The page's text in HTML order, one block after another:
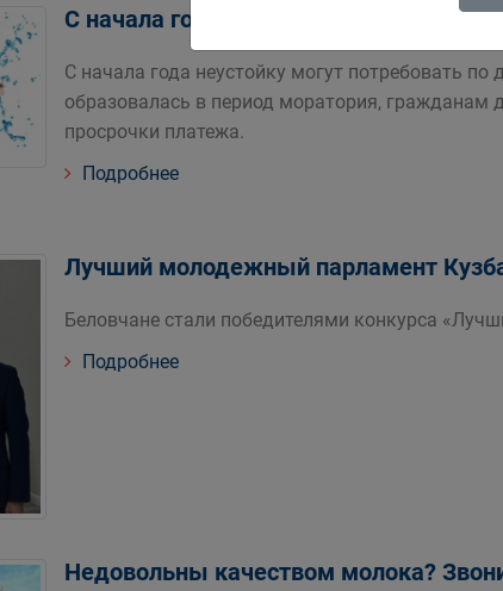
С начала года стали начислять пени
С начала года неустойку могут потребовать
образовалась в период моратория, гражданам
просрочки платежа.
Подробнее
Лучший молодежный парламент
Беловчане стали победителями конкурса
Подробнее
Недовольны качеством молока?